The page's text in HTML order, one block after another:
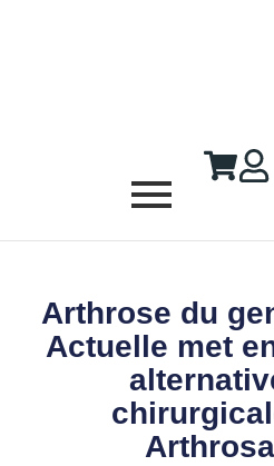
Arthrose du
Actuelle met